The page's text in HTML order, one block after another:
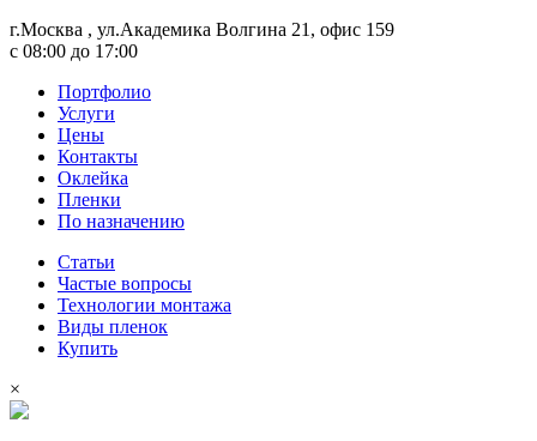
г.Москва , ул.Академика Волгина 21, офис 159
с 08:00 до 17:00
Портфолио
Услуги
Цены
Контакты
Оклейка
Пленки
По назначению
Статьи
Частые вопросы
Технологии монтажа
Виды пленок
Купить
×